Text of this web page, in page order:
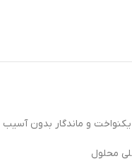
یکنواخت و ماندگار بدون
محلول